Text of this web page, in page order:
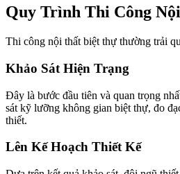
Quy Trình Thi Công
Thi công nội thất biệt thự thường trải
Khảo Sát Hiện Trạng
Đây là bước đầu tiên và quan trọng
sát kỹ lưỡng không gian biệt thự, đo
thiết.
Lên Kế Hoạch Thiết Kế